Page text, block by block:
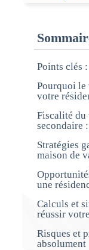
Points clés :
Pourquoi le
votre
Fiscalité du
secondaire
Stratégies
maison de
une
Calculs et
réussir
Risques et
absolument